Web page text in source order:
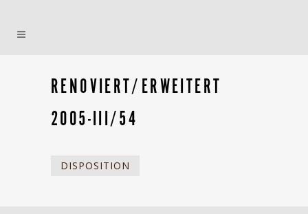
RENOVIERT/ERWEITERT
2005-III/54
DISPOSITION